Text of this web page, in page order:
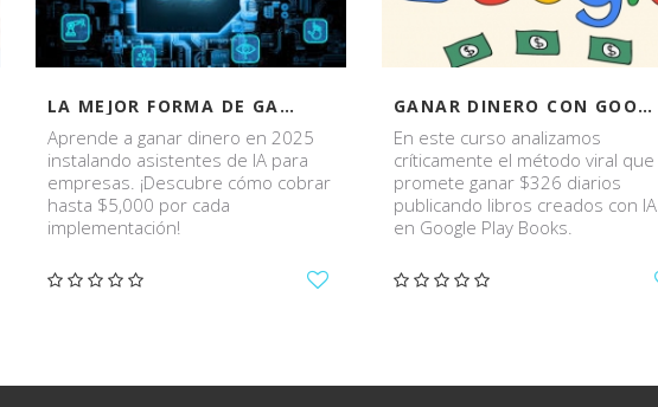
LA MEJOR FORMA DE GANAR DINERO CON LA INTELIGENCIA ARTIFICIAL EN 2025!
Aprende a ganar dinero en 2025
instalando asistentes de IA para
empresas. ¡Descubre cómo cobrar
hasta $5,000 por cada
implementación!
GANAR DINERO CON GOOGLE
En este curso analizamos
críticamente el método viral que
promete ganar $326 diarios
publicando libros creados con IA
en Google Play Books.